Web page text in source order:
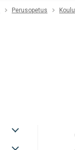
suljePerusopetus
Avaa
Avaa